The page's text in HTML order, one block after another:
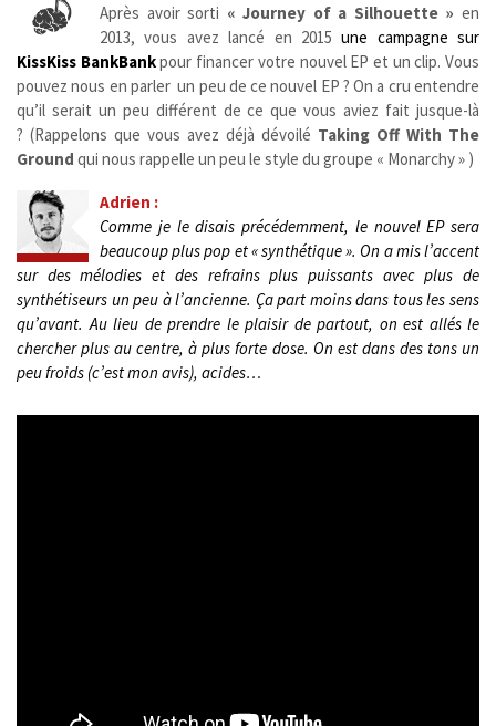
Après avoir sorti « Journey of a Silhouette » en
2013, vous avez lancé en 2015une campagne sur
KissKiss BankBankpour financer votre nouvel EP et un clip. Vous
pouvez nous en parler un peu de ce nouvel EP ? On a cru entendre
qu’il serait un peu différent de ce que vous aviez fait jusque-là
? (Rappelons que vous avez déjà dévoilé Taking Off With The
Ground qui nous rappelle un peu le style du groupe « Monarchy » )
Adrien :
Comme je le disais précédemment, le nouvel EP sera
beaucoup plus pop et « synthétique ». On a mis l’accent
sur des mélodies et des refrains plus puissants avec plus de
synthétiseurs un peu à l’ancienne. Ça part moins dans tous les sens
qu’avant. Au lieu de prendre le plaisir de partout, on est allés le
chercher plus au centre, à plus forte dose. On est dans des tons un
peu froids (c’est mon avis), acides…